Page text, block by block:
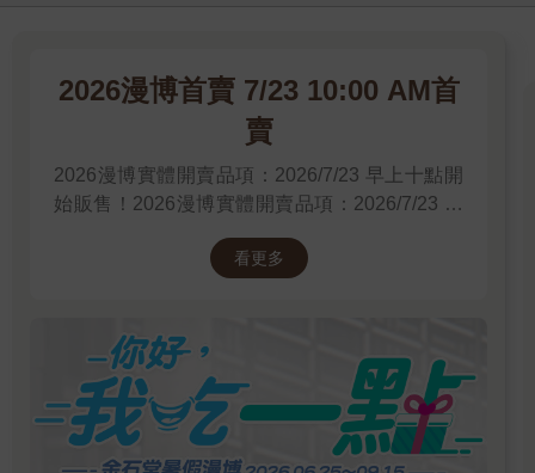
2026漫博首賣 7/23 10:00 AM首
賣
2026漫博實體開賣品項：2026/7/23 早上十點開
始販售！2026漫博實體開賣品項：2026/7/23 早
2026/7/23 早上十點開始販售！先領券券再結帳
看更多